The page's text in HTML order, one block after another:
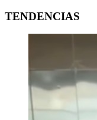
TENDENCIAS